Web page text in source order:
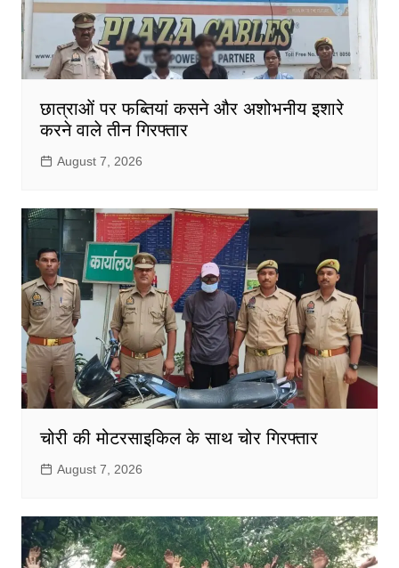
छात्राओं पर फब्तियां कसने और अशोभनीय इशारे
करने वाले तीन गिरफ्तार
August 7, 2026
चोरी की मोटरसाइकिल के साथ चोर गिरफ्तार
August 7, 2026